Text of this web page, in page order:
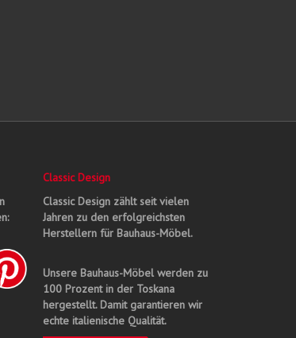
Classic Design
Classic Design zählt seit vielen
Jahren zu den erfolgreichsten
Herstellern für Bauhaus-Möbel.
Unsere Bauhaus-Möbel werden zu
100 Prozent in der Toskana
hergestellt. Damit garantieren wir
echte italienische Qualität.